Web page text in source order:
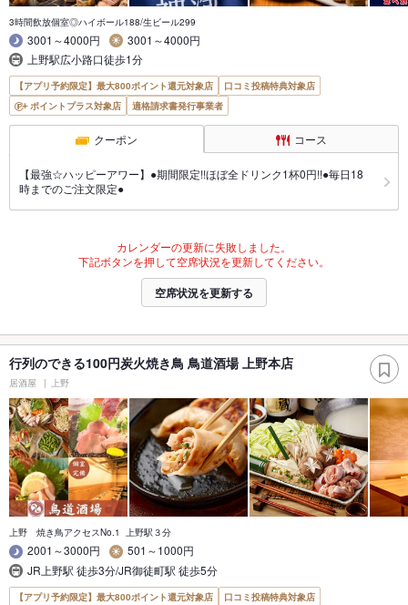
3時間飲放個室◎ハイボール188/生ビール299
3001～4000円
3001～4000円
上野駅広小路口徒歩1分
【アプリ予約限定】最大800ポイント還元対象店
口コミ投稿特典対象店
ポイントプラス対象店
適格請求書発行事業者
クーポン コース
【最強☆ハッピーアワー】●期間限定!!ほぼ全ドリンク1杯0円!!●毎日18
時までのご注文限定●
カレンダーの更新に失敗しました。
下記ボタンを押して空席状況を更新してください。
空席状況を更新する
行列のできる100円炭火焼き鳥 鳥道酒場 上野本店
居酒屋 上野
上野 焼き鳥アクセスNo.1 上野駅３分
2001～3000円
501～1000円
JR上野駅 徒歩3分/JR御徒町駅 徒歩5分
【アプリ予約限定】最大800ポイント還元対象店
口コミ投稿特典対象店